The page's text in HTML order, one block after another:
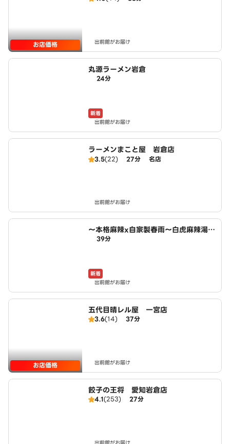
お店価格 出前館がお届け
丸源ラーメン岩倉
24分
新着
出前館がお届け
ラーメンまこと屋 岩倉店
3.5(22) 27分 名店
出前館がお届け
～本格麻辣x自家製春雨～白虎麻辣湯
小木西店
39分
新着
出前館がお届け
お店価格
五代目晴レル屋 一宮店
3.6(14) 37分
出前館がお届け
餃子の王将 愛知岩倉店
4.1(253) 27分